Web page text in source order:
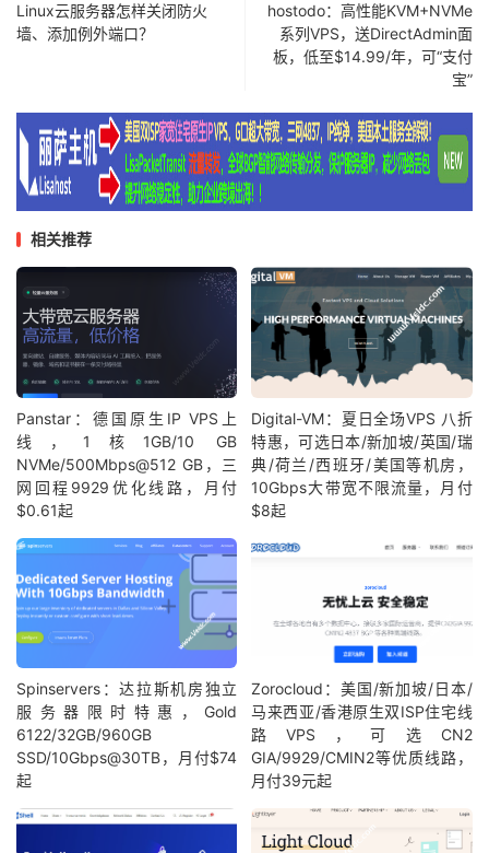
Linux云服务器怎样关闭防火
墙、添加例外端口？
hostodo：高性能KVM+NVMe
系列VPS，送DirectAdmin面
板，低至$14.99/年，可“支付
宝”
相关推荐
Panstar：德国原生IP VPS上
线，1核1GB/10 GB
NVMe/500Mbps@512 GB，三
网回程9929优化线路，月付
$0.61起
Digital-VM：夏日全场VPS 八折
特惠，可选日本/新加坡/英国/瑞
典/荷兰/西班牙/美国等机房，
10Gbps大带宽不限流量，月付
$8起
Spinservers：达拉斯机房独立
服务器限时特惠，Gold
6122/32GB/960GB
SSD/10Gbps@30TB，月付$74
起
Zorocloud：美国/新加坡/日本/
马来西亚/香港原生双ISP住宅线
路VPS，可选CN2
GIA/9929/CMIN2等优质线路，
月付39元起